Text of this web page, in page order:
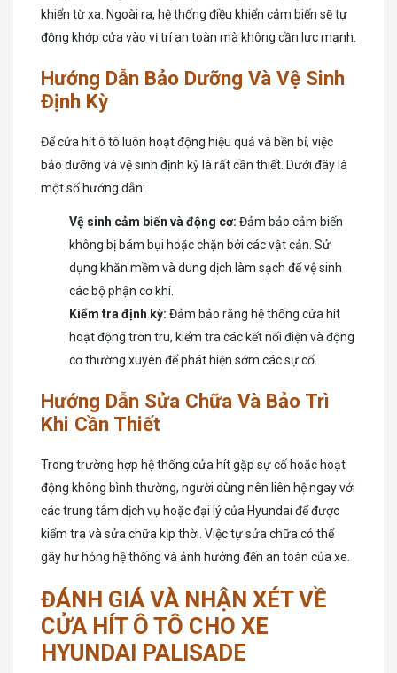
khiển từ xa. Ngoài ra, hệ thống điều khiển cảm biến sẽ tự
động khớp cửa vào vị trí an toàn mà không cần lực mạnh.
Hướng Dẫn Bảo Dưỡng Và Vệ Sinh
Định Kỳ
Để cửa hít ô tô luôn hoạt động hiệu quả và bền bỉ, việc
bảo dưỡng và vệ sinh định kỳ là rất cần thiết. Dưới đây là
một số hướng dẫn:
Vệ sinh cảm biến và động cơ: Đảm bảo cảm biến
không bị bám bụi hoặc chặn bởi các vật cản. Sử
dụng khăn mềm và dung dịch làm sạch để vệ sinh
các bộ phận cơ khí.
Kiểm tra định kỳ: Đảm bảo rằng hệ thống cửa hít
hoạt động trơn tru, kiểm tra các kết nối điện và động
cơ thường xuyên để phát hiện sớm các sự cố.
Hướng Dẫn Sửa Chữa Và Bảo Trì
Khi Cần Thiết
Trong trường hợp hệ thống cửa hít gặp sự cố hoặc hoạt
động không bình thường, người dùng nên liên hệ ngay với
các trung tâm dịch vụ hoặc đại lý của Hyundai để được
kiểm tra và sửa chữa kịp thời. Việc tự sửa chữa có thể
gây hư hỏng hệ thống và ảnh hưởng đến an toàn của xe.
ĐÁNH GIÁ VÀ NHẬN XÉT VỀ
CỬA HÍT Ô TÔ CHO XE
HYUNDAI PALISADE